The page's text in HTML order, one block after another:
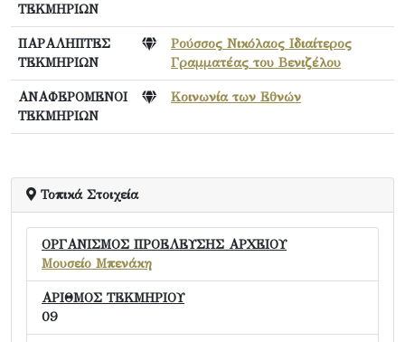
ΤΕΚΜΗΡΙΩΝ
ΠΑΡΑΛΗΠΤΕΣ
ΤΕΚΜΗΡΙΩΝ
Ρούσσος Νικόλαος Ιδιαίτερος
Γραμματέας του Βενιζέλου
ΑΝΑΦΕΡΟΜΕΝΟΙ
ΤΕΚΜΗΡΙΩΝ
Κοινωνία των Εθνών
Τοπικά Στοιχεία
ΟΡΓΑΝΙΣΜΟΣ ΠΡΟΕΛΕΥΣΗΣ ΑΡΧΕΙΟΥ
Μουσείο Μπενάκη
ΑΡΙΘΜΟΣ ΤΕΚΜΗΡΙΟΥ
09